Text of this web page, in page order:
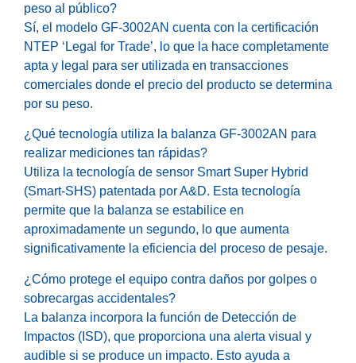
peso al público?
Sí, el modelo GF-3002AN cuenta con la certificación
NTEP ‘Legal for Trade’, lo que la hace completamente
apta y legal para ser utilizada en transacciones
comerciales donde el precio del producto se determina
por su peso.
¿Qué tecnología utiliza la balanza GF-3002AN para
realizar mediciones tan rápidas?
Utiliza la tecnología de sensor Smart Super Hybrid
(Smart-SHS) patentada por A&D. Esta tecnología
permite que la balanza se estabilice en
aproximadamente un segundo, lo que aumenta
significativamente la eficiencia del proceso de pesaje.
¿Cómo protege el equipo contra daños por golpes o
sobrecargas accidentales?
La balanza incorpora la función de Detección de
Impactos (ISD), que proporciona una alerta visual y
audible si se produce un impacto. Esto ayuda a